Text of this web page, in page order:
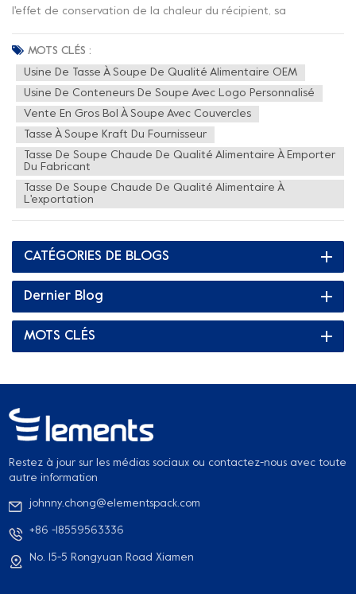
l'effet de conservation de la chaleur du récipient, sa
récipient à soupe jetable avec couvercle non seulement
répond aux exigences ci-dessus, mais peut également être
passé au micro-ondes. Vous pouvez également choisir
différentes tailles et matériaux selon la contenance de la
soupe.Comme option pratique et abordable, récipients à
soupe jetables sont bien adaptés comme contenants à
emporter pour faciliter le transport et la conservation de
votre soupe.Pendant ce temps, depuis notre récipients à
soupe sont biodégradables et jetables, opter pour cela est
plus bénéfique pour protéger la terre et réduire la pollution
de l'environnement.
MOTS CLÉS :
Usine De Tasse À Soupe De Qualité Alimentaire OEM
Usine De Conteneurs De Soupe Avec Logo Personnalisé
Vente En Gros Bol À Soupe Avec Couvercles
Tasse À Soupe Kraft Du Fournisseur
Tasse De Soupe Chaude De Qualité Alimentaire À Emporter
Du Fabricant
Tasse De Soupe Chaude De Qualité Alimentaire À
L'exportation
CATÉGORIES DE BLOGS
Dernier Blog
MOTS CLÉS
Restez à jour sur les médias sociaux ou contactez-nous avec toute
autre information
johnny.chong@elementspack.com
+86 -18559563336
No. 15-5 Rongyuan Road Xiamen